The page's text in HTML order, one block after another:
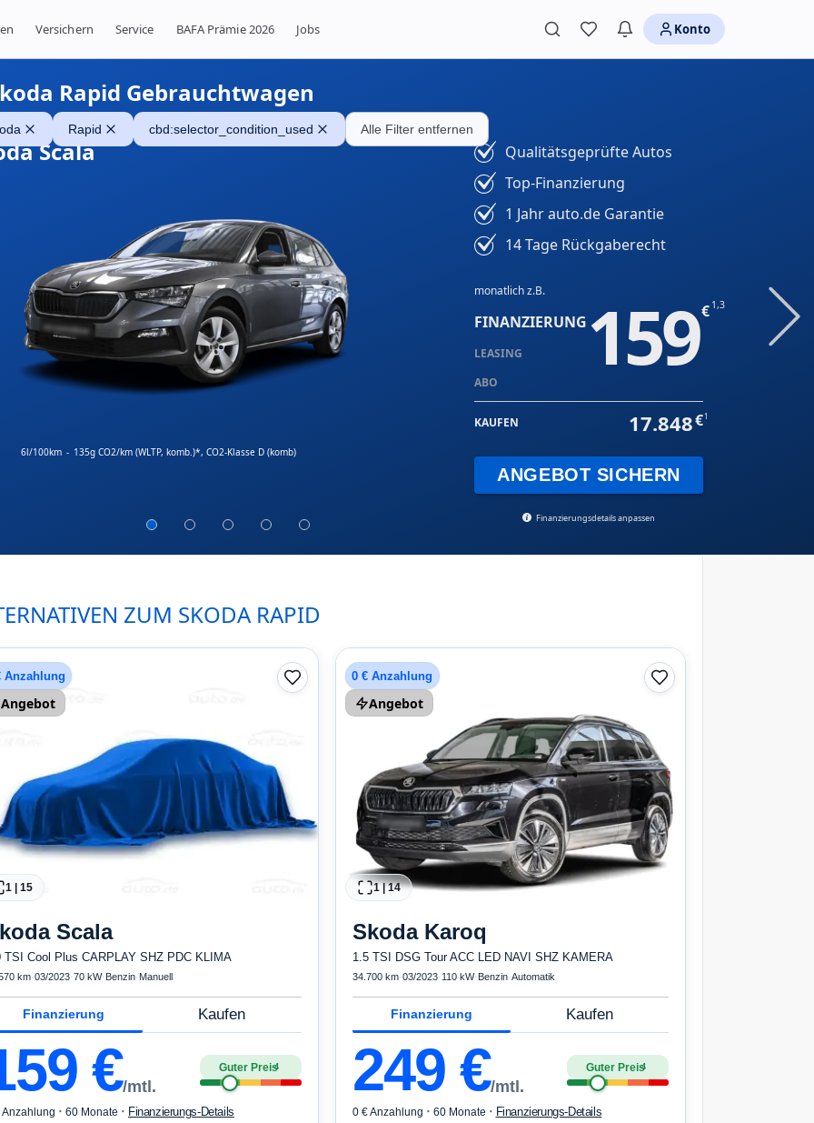
Versichern Service BAFA Prämie 2026 Jobs Konto
Rapid Gebrauchtwagen
Rapid cbd:selector_condition_used Alle Filter entfernen
Scala
6l/100km - 135g CO2/km (WLTP, komb.)*, CO2-Klasse D (komb)
Qualitätsgeprüfte Autos
Top-Finanzierung
1 Jahr auto.de Garantie
14 Tage Rückgaberecht
monatlich z.B.
FINANZIERUNG
LEASING
ABO
159 1,3
KAUFEN 17.848 1
ANGEBOT SICHERN
Finanzierungsdetails anpassen
ZUM SKODA RAPID
Anzahlung
Angebot
1 15
Scala
TSI Cool Plus CARPLAY SHZ PDC KLIMA
km·03/2023·70 kW· Benzin· Manuell
Finanzierung Kaufen
€/mtl.
Guter Preis4
Anzahlung · 60 Monate · Finanzierungs-Details
0 € Anzahlung
Angebot
1|14
Skoda Karoq
1.5 TSI DSG Tour ACC LED NAVI SHZ KAMERA
34.700 km·03/2023· 110 kW· Benzin·Automatik
Finanzierung Kaufen
249€/mtl.
Guter Preis4
0 € Anzahlung · 60 Monate · Finanzierungs-Details